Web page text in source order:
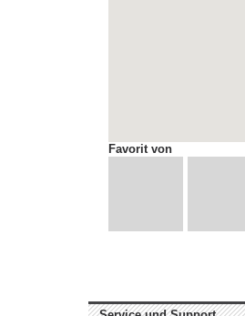
Favorit von